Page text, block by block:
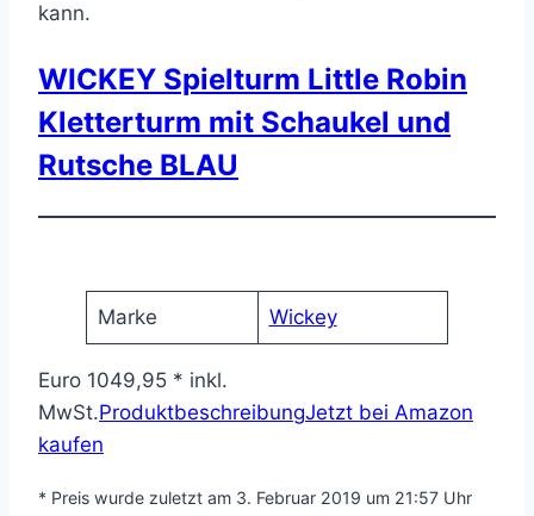
kann.
WICKEY Spielturm Little Robin
Kletterturm mit Schaukel und
Rutsche BLAU
Marke Wickey
Euro 1049,95 * inkl.
MwSt.ProduktbeschreibungJetzt bei Amazon
kaufen
* Preis wurde zuletzt am 3. Februar 2019 um 21:57 Uhr